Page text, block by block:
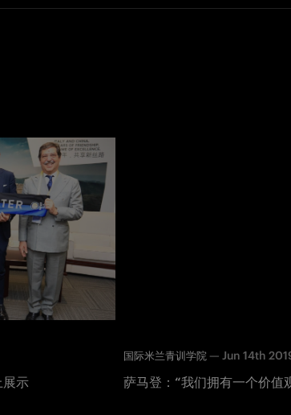
展示
国际米兰青训学院 — Jun 14th
萨马登：“我们拥有一个价值